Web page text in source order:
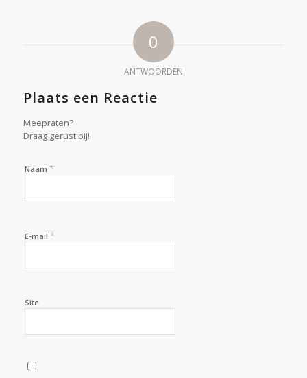
0
ANTWOORDEN
Plaats een Reactie
Meepraten?
Draag gerust bij!
Naam *
E-mail *
Site